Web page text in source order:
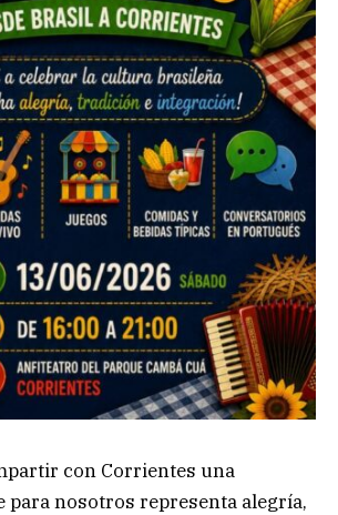
con Corrientes una
para nosotros representa alegría,